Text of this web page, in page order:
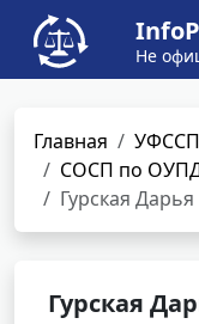
Не
Главная
УФССП
СОСП по
Гурская
Гурская